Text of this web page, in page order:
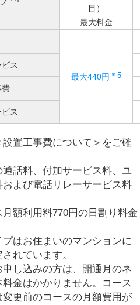
目）
最大料金
最大440円 ＊5
ス
費
ス
置工事費について＞をご確
話料、付加サービス料、ユ
よび電話リレーサービス料
額利用料770円の日割り料金
はお住まいのマンションに
れています。
し込みの方は、開通月のネ
金はかかりません。コース
更前のコースの月額費用が